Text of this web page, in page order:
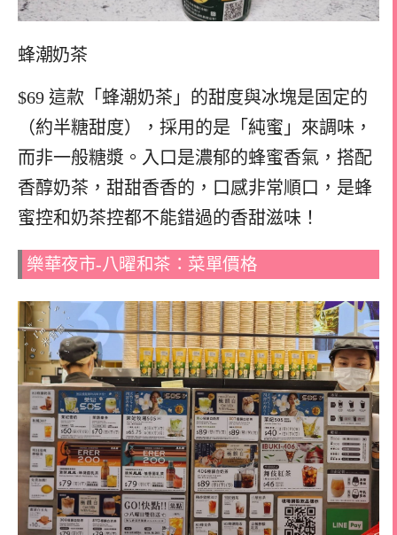
蜂潮奶茶
$69 這款「蜂潮奶茶」的甜度與冰塊是固定的
（約半糖甜度），採用的是「純蜜」來調味，
而非一般糖漿。入口是濃郁的蜂蜜香氣，搭配
香醇奶茶，甜甜香香的，口感非常順口，是蜂
蜜控和奶茶控都不能錯過的香甜滋味！
樂華夜市-八曜和茶：菜單價格